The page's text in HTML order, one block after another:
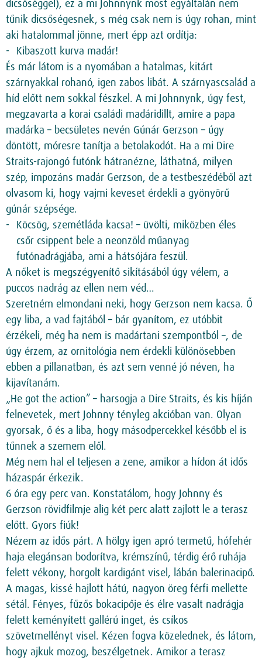
dicsőséggel), ez a mi Johnnynk most egyáltalán nem
tűnik dicsőségesnek, s még csak nem is úgy rohan, mint
aki hatalommal jönne, mert épp azt ordítja:
Kibaszott kurva madár!
És már látom is a nyomában a hatalmas, kitárt
szárnyakkal rohanó, igen zabos libát. A szárnyascsalád a
híd előtt nem sokkal fészkel. A mi Johnnynk, úgy fest,
megzavarta a korai családi madáridillt, amire a papa
madárka – becsületes nevén Gúnár Gerzson – úgy
döntött, móresre tanítja a betolakodót. Ha a mi Dire
Straits-rajongó futónk hátranézne, láthatná, milyen
szép, impozáns madár Gerzson, de a testbeszédéből azt
olvasom ki, hogy vajmi keveset érdekli a gyönyörű
gúnár szépsége.
Köcsög, szemétláda kacsa! – üvölti, miközben éles
csőr csippent bele a neonzöld műanyag
futónadrágjába, ami a hátsójára feszül.
A nőket is megszégyenítő sikításából úgy vélem, a
puccos nadrág az ellen nem véd…
Szeretném elmondani neki, hogy Gerzson nem kacsa. Ő
egy liba, a vad fajtából – bár gyanítom, ez utóbbit
érzékeli, még ha nem is madártani szempontból –, de
úgy érzem, az ornitológia nem érdekli különösebben
ebben a pillanatban, és azt sem venné jó néven, ha
kijavítanám.
„He got the action” – harsogja a Dire Straits, és kis híján
felnevetek, mert Johnny tényleg akcióban van. Olyan
gyorsak, ő és a liba, hogy másodpercekkel később el is
tűnnek a szemem elől.
Még nem hal el teljesen a zene, amikor a hídon át idős
házaspár érkezik.
6 óra egy perc van. Konstatálom, hogy Johnny és
Gerzson rövidfilmje alig két perc alatt zajlott le a terasz
előtt. Gyors fiúk!
Nézem az idős párt. A hölgy igen apró termetű, hófehér
haja elegánsan bodorítva, krémszínű, térdig érő ruhája
felett vékony, horgolt kardigánt visel, lábán balerinacipő.
A magas, kissé hajlott hátú, nagyon öreg férfi mellette
sétál. Fényes, fűzős bokacipője és élre vasalt nadrágja
felett keményített gallérú inget, és csíkos
szövetmellényt visel. Kézen fogva közelednek, és látom,
hogy ajkuk mozog, beszélgetnek. Amikor a terasz